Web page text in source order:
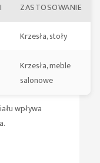
ZASTOSOWANIE
Krzesła, stoły
Krzesła, meble
salonowe
wpływa